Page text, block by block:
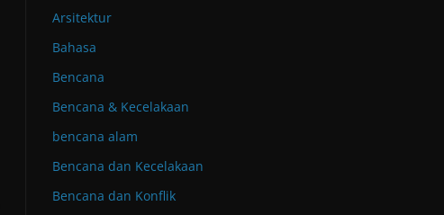
Arsitektur
Bahasa
Bencana
Bencana & Kecelakaan
bencana alam
Bencana dan Kecelakaan
Bencana dan Konflik